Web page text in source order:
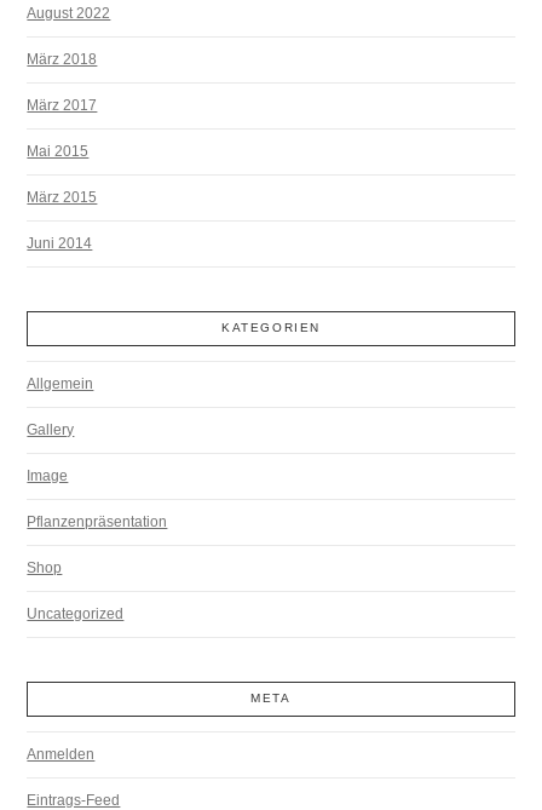
August 2022
März 2018
März 2017
Mai 2015
März 2015
Juni 2014
KATEGORIEN
Allgemein
Gallery
Image
Pflanzenpräsentation
Shop
Uncategorized
META
Anmelden
Eintrags-Feed